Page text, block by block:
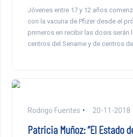
Jóvenes entre 17 y 12 años
con la vacuna de Pfizer desde el
primeros en recibir las dosis serán
centros del Sename y de centros
Rodrigo Fuentes 20-11-2018
Patricia Muñoz: “El Estado